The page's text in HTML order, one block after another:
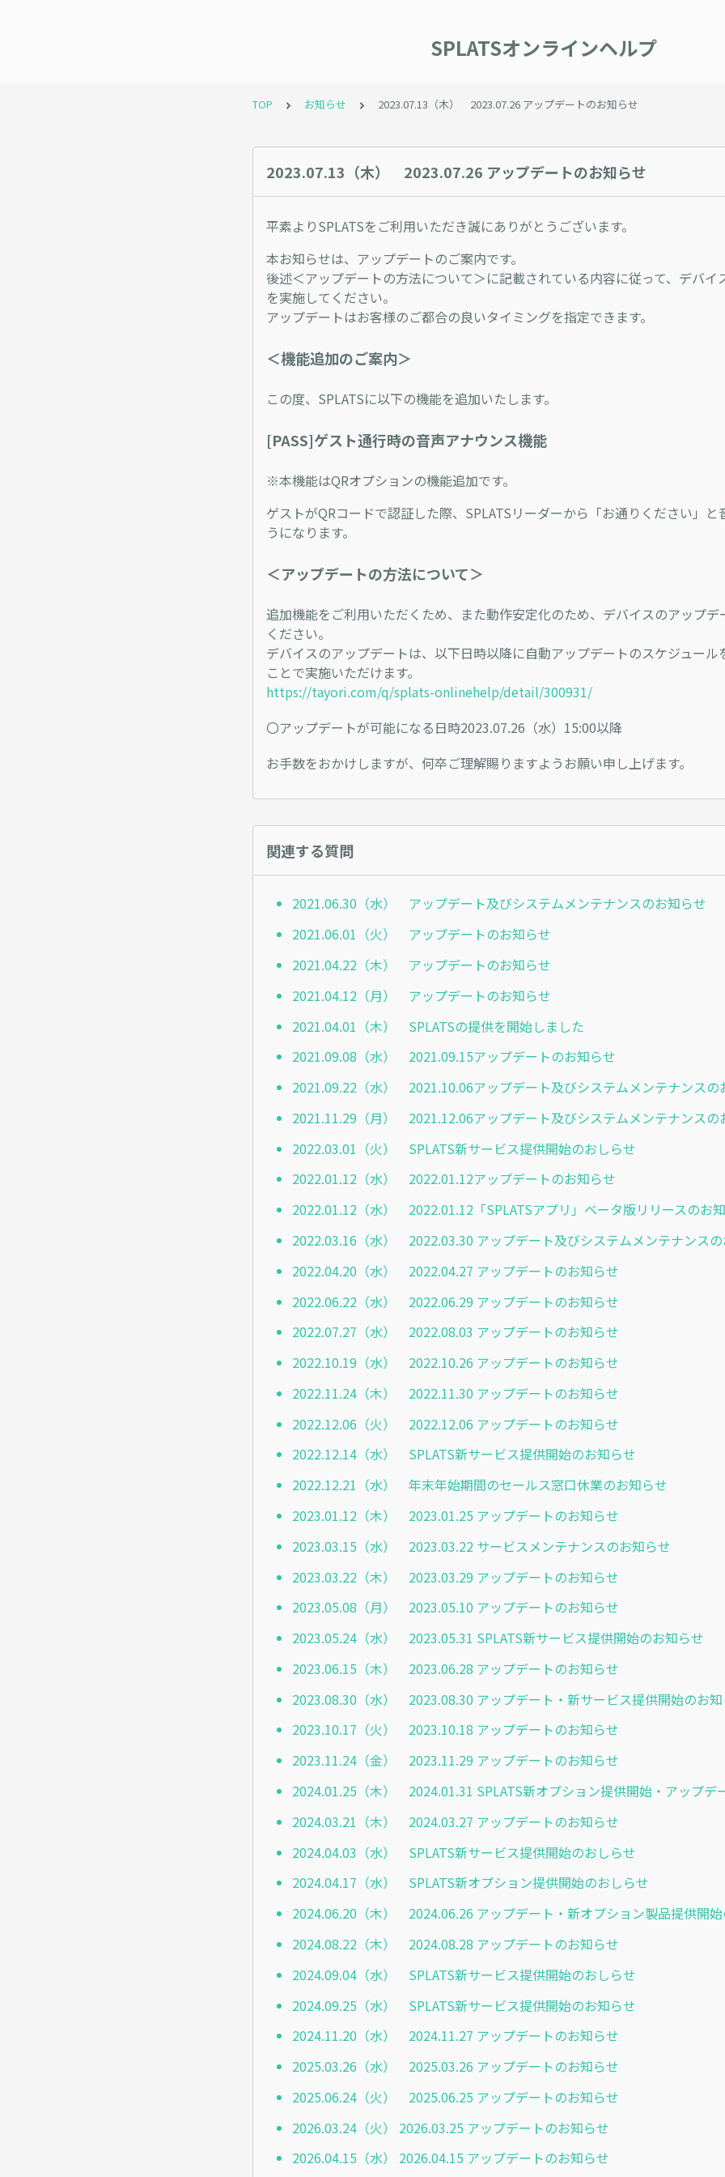
SPLATSオンラインヘルプ
TOP お知らせ 2023.07.13（木） 2023.07.26 アップデートのお知らせ
2023.07.13（木） 2023.07.26 アップデートのお知らせ
平素よりSPLATSをご利用いただき誠にありがとうございます。
本お知らせは、アップデートのご案内です。
後述＜アップデートの方法について＞に記載されている内容に従って、デバイ
を実施してください。
アップデートはお客様のご都合の良いタイミングを指定できます。
＜機能追加のご案内＞
この度、SPLATSに以下の機能を追加いたします。
[PASS]ゲスト通行時の音声アナウンス機能
※本機能はQRオプションの機能追加です。
ゲストがQRコードで認証した際、SPLATSリーダーから「お通りください」と
うになります。
＜アップデートの方法について＞
追加機能をご利用いただくため、また動作安定化のため、デバイスのアップデ
ください。
デバイスのアップデートは、以下日時以降に自動アップデートのスケジュール
ことで実施いただけます。
https://tayori.com/q/splats-onlinehelp/detail/300931/
〇アップデートが可能になる日時2023.07.26（水）15:00以降
お手数をおかけしますが、何卒ご理解賜りますようお願い申し上げます。
関連する質問
2021.06.30（水） アップデート及びシステムメンテナンスのお知らせ
2021.06.01（火） アップデートのお知らせ
2021.04.22（木） アップデートのお知らせ
2021.04.12（月） アップデートのお知らせ
2021.04.01（木） SPLATSの提供を開始しました
2021.09.08（水） 2021.09.15アップデートのお知らせ
2021.09.22（水） 2021.10.06アップデート及びシステムメンテナンスの
2021.11.29（月） 2021.12.06アップデート及びシステムメンテナンスの
2022.03.01（火） SPLATS新サービス提供開始のおしらせ
2022.01.12（水） 2022.01.12アップデートのお知らせ
2022.01.12（水） 2022.01.12「SPLATSアプリ」ベータ版リリースのお
2022.03.16（水） 2022.03.30 アップデート及びシステムメンテナンス
2022.04.20（水） 2022.04.27 アップデートのお知らせ
2022.06.22（水） 2022.06.29 アップデートのお知らせ
2022.07.27（水） 2022.08.03 アップデートのお知らせ
2022.10.19（水） 2022.10.26 アップデートのお知らせ
2022.11.24（木） 2022.11.30 アップデートのお知らせ
2022.12.06（火） 2022.12.06 アップデートのお知らせ
2022.12.14（水） SPLATS新サービス提供開始のお知らせ
2022.12.21（水） 年末年始期間のセールス窓口休業のお知らせ
2023.01.12（木） 2023.01.25 アップデートのお知らせ
2023.03.15（水） 2023.03.22 サービスメンテナンスのお知らせ
2023.03.22（木） 2023.03.29 アップデートのお知らせ
2023.05.08（月） 2023.05.10 アップデートのお知らせ
2023.05.24（水） 2023.05.31 SPLATS新サービス提供開始のお知らせ
2023.06.15（木） 2023.06.28 アップデートのお知らせ
2023.08.30（水） 2023.08.30 アップデート・新サービス提供開始のお
2023.10.17（火） 2023.10.18 アップデートのお知らせ
2023.11.24（金） 2023.11.29 アップデートのお知らせ
2024.01.25（木） 2024.01.31 SPLATS新オプション提供開始・アップデ
2024.03.21（木） 2024.03.27 アップデートのお知らせ
2024.04.03（水） SPLATS新サービス提供開始のおしらせ
2024.04.17（水） SPLATS新オプション提供開始のおしらせ
2024.06.20（木） 2024.06.26 アップデート・新オプション製品提供開
2024.08.22（木） 2024.08.28 アップデートのお知らせ
2024.09.04（水） SPLATS新サービス提供開始のおしらせ
2024.09.25（水） SPLATS新サービス提供開始のお知らせ
2024.11.20（水） 2024.11.27 アップデートのお知らせ
2025.03.26（水） 2025.03.26 アップデートのお知らせ
2025.06.24（火） 2025.06.25 アップデートのお知らせ
2026.03.24（火） 2026.03.25 アップデートのお知らせ
2026.04.15（水） 2026.04.15 アップデートのお知らせ